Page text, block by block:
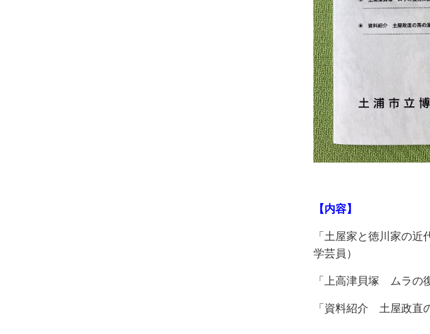
【内容】
「土屋家と徳川家の
学芸員）
「上高津貝塚 ムラの
「資料紹介 土屋政直